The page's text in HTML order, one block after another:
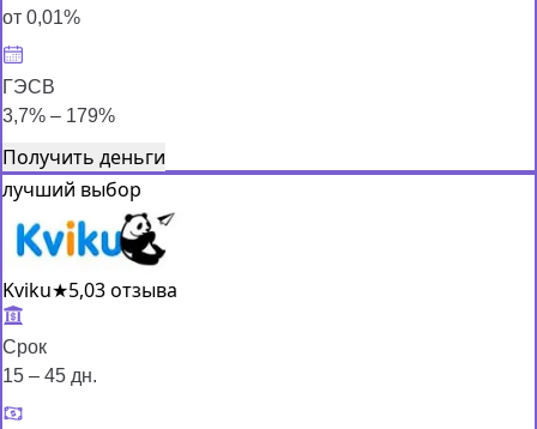
от 0,01%
ГЭСВ
3,7% – 179%
Получить деньги
лучший выбор
Kviku★5,03 отзыва
Срок
15 – 45 дн.